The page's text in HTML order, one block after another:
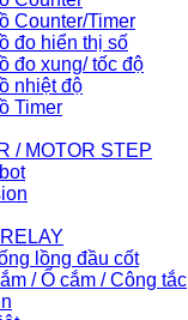
Counter/Timer
đo hiển thị số
đo xung/ tốc độ
nhiệt độ
Timer
/ MOTOR STEP
lồng đầu cốt
/ Ổ cắm / Công tắc